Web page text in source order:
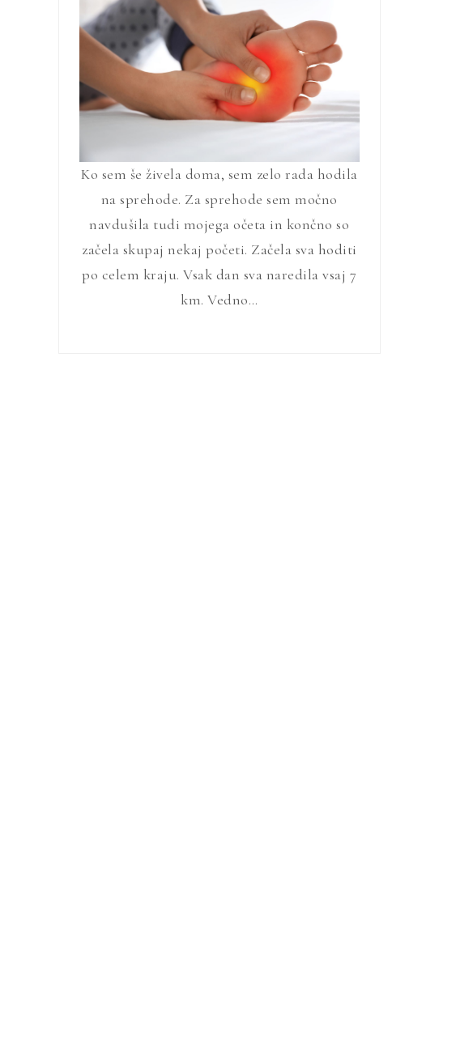
Ko sem še živela doma, sem zelo rada hodila
na sprehode. Za sprehode sem močno
navdušila tudi mojega očeta in končno so
začela skupaj nekaj početi. Začela sva hoditi
po celem kraju. Vsak dan sva naredila vsaj 7
km. Vedno…